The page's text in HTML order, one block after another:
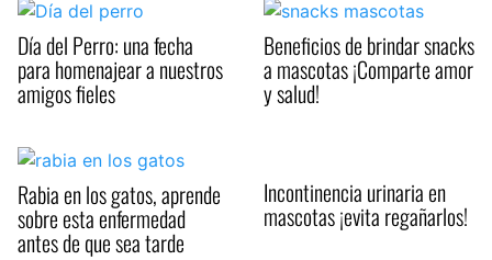
Día del Perro: una fecha
para homenajear a nuestros
amigos fieles
Beneficios de brindar snacks
a mascotas ¡Comparte amor
y salud!
Rabia en los gatos, aprende
sobre esta enfermedad
antes de que sea tarde
Incontinencia urinaria en
mascotas ¡evita regañarlos!